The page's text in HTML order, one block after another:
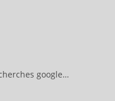
google…